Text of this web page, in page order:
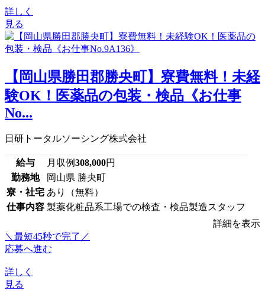
詳しく
見る
【岡山県勝田郡勝央町】寮費無料！未経
験OK！医薬品の包装・検品《お仕事
No...
日研トータルソーシング株式会社
給与 月収例308,000円
勤務地
岡山県 勝央町
寮・社宅 あり（無料）
仕事内容 製薬化粧品系工場での検査・検品製造スタッフ
詳細を表示
＼最短45秒で完了／
応募へ進む
詳しく
見る